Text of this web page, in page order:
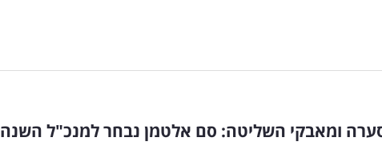
ומאבקי השליטה: סם אלטמן נבחר למנכ"ל השנה